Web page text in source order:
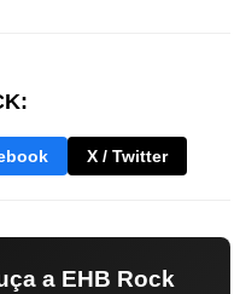
X / Twitter
a EHB Rock